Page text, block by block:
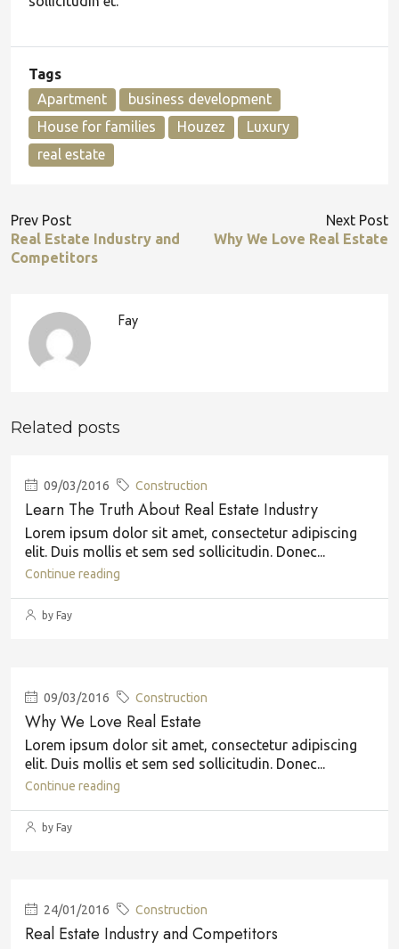
Tags
Apartment
business development
House for families
Houzez
Luxury
real estate
Prev Post
Real Estate Industry and
Competitors
Next Post
Why We Love Real Estate
Fay
Related posts
09/03/2016 Construction
Learn The Truth About Real Estate Industry
Lorem ipsum dolor sit amet, consectetur adipiscing
elit. Duis mollis et sem sed sollicitudin. Donec...
Continue reading
by Fay
09/03/2016 Construction
Why We Love Real Estate
Lorem ipsum dolor sit amet, consectetur adipiscing
elit. Duis mollis et sem sed sollicitudin. Donec...
Continue reading
by Fay
24/01/2016 Construction
Real Estate Industry and Competitors